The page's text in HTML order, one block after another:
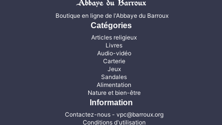
Boutique en ligne de l'Abbaye du Barroux
Catégories
Articles religieux
Livres
Audio-vidéo
Carterie
Jeux
Sandales
Alimentation
Nature et bien-être
Information
Contactez-nous- vpc@barroux.org
Conditions d'utilisation